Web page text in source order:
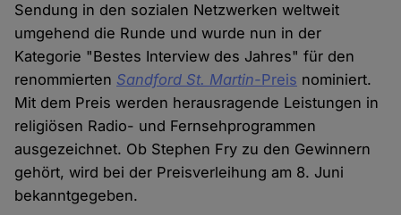
Sendung in den sozialen Netzwerken weltweit
umgehend die Runde und wurde nun in der
Kategorie "Bestes Interview des Jahres" für den
renommierten Sandford St. Martin-Preis nominiert.
Mit dem Preis werden herausragende Leistungen in
religiösen Radio- und Fernsehprogrammen
ausgezeichnet. Ob Stephen Fry zu den Gewinnern
gehört, wird bei der Preisverleihung am 8. Juni
bekanntgegeben.